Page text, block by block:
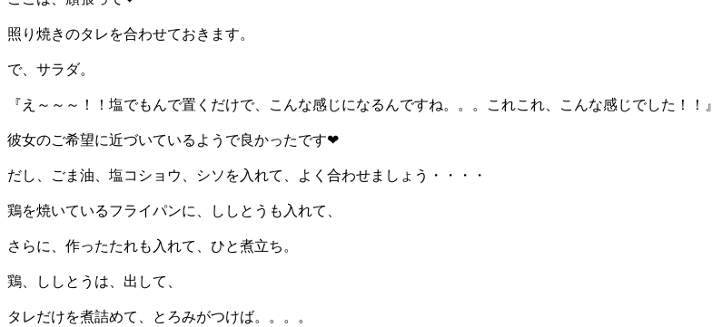
照り焼きのタレを合わせておきます。
で、サラダ。
『え～～～！！塩でもんで置くだけで、こんな感じになるんですね。。。これこれ、こんな感じでした！！』
彼女のご希望に近づいているようで良かったです❤
だし、ごま油、塩コショウ、シソを入れて、よく合わせましょう・・・・
鶏を焼いているフライパンに、ししとうも入れて、
さらに、作ったたれも入れて、ひと煮立ち。
鶏、ししとうは、出して、
タレだけを煮詰めて、とろみがつけば。。。。